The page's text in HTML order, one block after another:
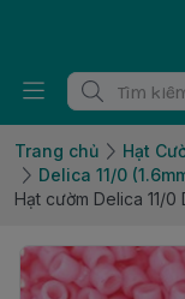
Trang chủ Hạt
Delica 11/0
Hạt cườm Delica 11/